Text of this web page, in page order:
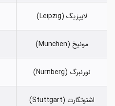
لایپزیگ (Leipzig)
مونیخ (Munchen)
نورنبرگ (Nurnberg)
اشتوتگارت (Stuttgart)